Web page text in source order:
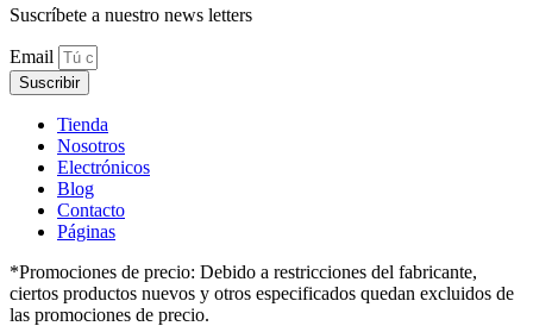
Suscríbete a nuestro news letters
Email
Suscribir
Tienda
Nosotros
Electrónicos
Blog
Contacto
Páginas
*Promociones de precio: Debido a restricciones del fabricante,
ciertos productos nuevos y otros especificados quedan excluidos de
las promociones de precio.